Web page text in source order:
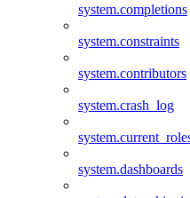
system.completions
system.constraints
system.contributors
system.crash_log
system.dashboards